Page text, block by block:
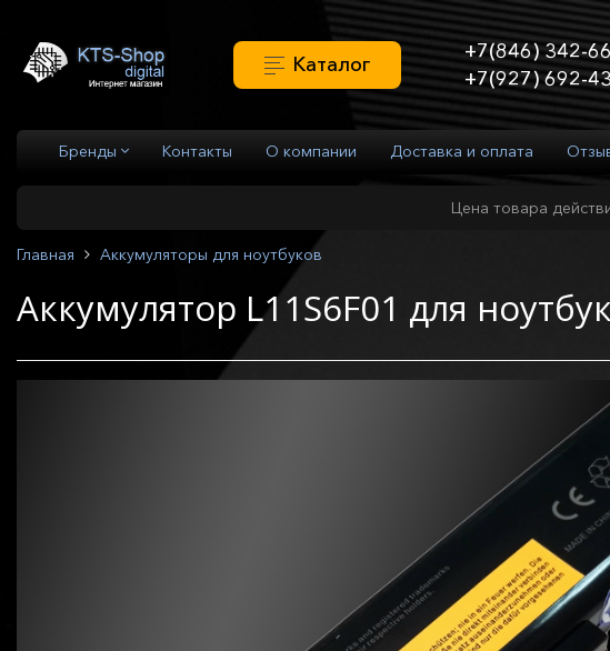
Каталог
+7(846) 342-
+7(927) 692-
Бренды Контакты О компании Доставка и оплата
Цена товара
Главная Аккумуляторы для ноутбуков
Аккумулятор L11S6F01 для